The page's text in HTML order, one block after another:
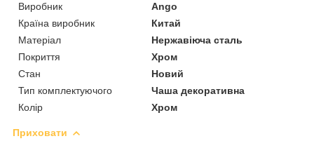
Виробник
Ango
Країна виробник
Китай
Матеріал
Нержавіюча сталь
Покриття
Хром
Стан
Новий
Тип комплектуючого
Чаша декоративна
Колір
Хром
Приховати